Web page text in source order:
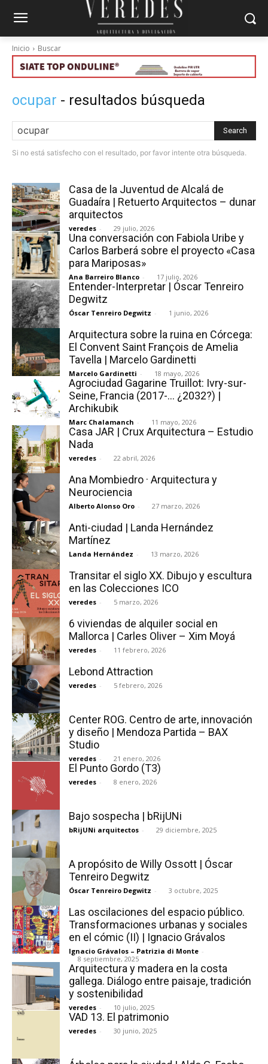
Inicio Buscar
ocupar - resultados búsqueda
Search
Si no está satisfecho con el resultado, por favor intente otra búsqueda.
Casa de la Juventud de Alcalá de
Guadaíra | Retuerto Arquitectos – dunar
arquitectos
veredes - 29 julio, 2026
Una conversación con Fabiola Uribe y
Carlos Barberá sobre el proyecto «Casa
para Mariposas»
Ana Barreiro Blanco - 17 julio, 2026
Entender-Interpretar | Óscar Tenreiro
Degwitz
Óscar Tenreiro Degwitz - 1 junio, 2026
Arquitectura sobre la ruina en Córcega:
El Convent Saint François de Amelia
Tavella | Marcelo Gardinetti
Marcelo Gardinetti - 18 mayo, 2026
Agrociudad Gagarine Truillot: Ivry-sur-
Seine, Francia (2017-… ¿2032?) |
Archikubik
Marc Chalamanch - 11 mayo, 2026
Casa JAR | Crux Arquitectura – Estudio
Nada
veredes - 22 abril, 2026
Ana Mombiedro · Arquitectura y
Neurociencia
Alberto Alonso Oro - 27 marzo, 2026
Anti-ciudad | Landa Hernández
Martínez
Landa Hernández - 13 marzo, 2026
Transitar el siglo XX. Dibujo y escultura
en las Colecciones ICO
veredes - 5 marzo, 2026
6 viviendas de alquiler social en
Mallorca | Carles Oliver – Xim Moyá
veredes - 11 febrero, 2026
Lebond Attraction
veredes - 5 febrero, 2026
Center ROG. Centro de arte, innovación
y diseño | Mendoza Partida – BAX
Studio
veredes - 21 enero, 2026
El Punto Gordo (T3)
veredes - 8 enero, 2026
Bajo sospecha | bRijUNi
bRijUNi arquitectos - 29 diciembre, 2025
A propósito de Willy Ossott | Óscar
Tenreiro Degwitz
Óscar Tenreiro Degwitz - 3 octubre, 2025
Las oscilaciones del espacio público.
Transformaciones urbanas y sociales
en el cómic (II) | Ignacio Grávalos
Ignacio Grávalos – Patrizia di Monte -
8 septiembre, 2025
Arquitectura y madera en la costa
gallega. Diálogo entre paisaje, tradición
y sostenibilidad
veredes - 10 julio, 2025
VAD 13. El patrimonio
veredes - 30 junio, 2025